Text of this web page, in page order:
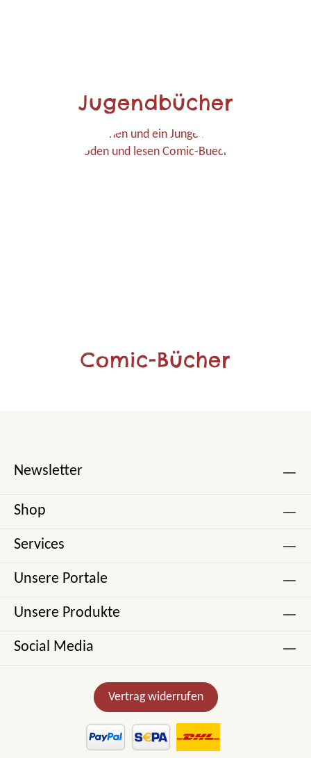
Jugendbücher
Comic-Bücher
Newsletter
Shop
Services
Unsere Portale
Unsere Produkte
Social Media
Vertrag widerrufen